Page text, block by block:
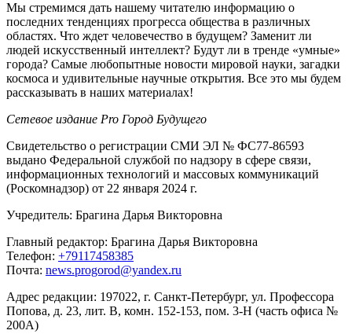
Мы стремимся дать нашему читателю информацию о
последних тенденциях прогресса общества в различных
областях. Что ждет человечество в будущем? Заменит ли
людей искусственный интеллект? Будут ли в тренде «умные»
города? Самые любопытные новости мировой науки, загадки
космоса и удивительные научные открытия. Все это мы будем
рассказывать в наших материалах!
Сетевое издание Pro Город Будущего
Свидетельство о регистрации СМИ ЭЛ № ФС77-86593
выдано Федеральной службой по надзору в сфере связи,
информационных технологий и массовых коммуникаций
(Роскомнадзор) от 22 января 2024 г.
Учредитель: Брагина Дарья Викторовна
Главный редактор: Брагина Дарья Викторовна
Телефон: +79117458385
Почта: news.progorod@yandex.ru
Адрес редакции: 197022, г. Санкт-Петербург, ул. Профессора
Попова, д. 23, лит. В, комн. 152-153, пом. 3-Н (часть офиса №
200А)